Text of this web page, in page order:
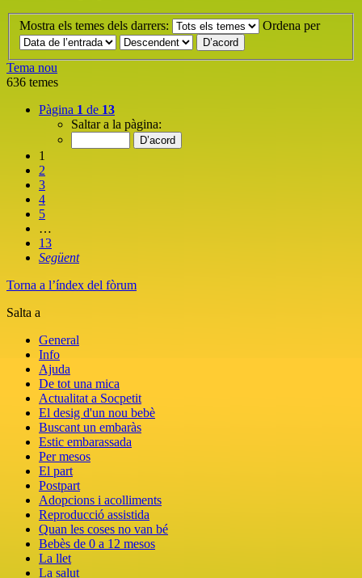
Mostra els temes dels darrers: Ordena per
Tema nou
636 temes
Pàgina 1 de 13
Saltar a la pàgina:
1
2
3
4
5
…
13
Següent
Torna a l’índex del fòrum
Salta a
General
Info
Ajuda
De tot una mica
Actualitat a Socpetit
El desig d'un nou bebè
Buscant un embaràs
Estic embarassada
Per mesos
El part
Postpart
Adopcions i acolliments
Reproducció assistida
Quan les coses no van bé
Bebès de 0 a 12 mesos
La llet
La salut